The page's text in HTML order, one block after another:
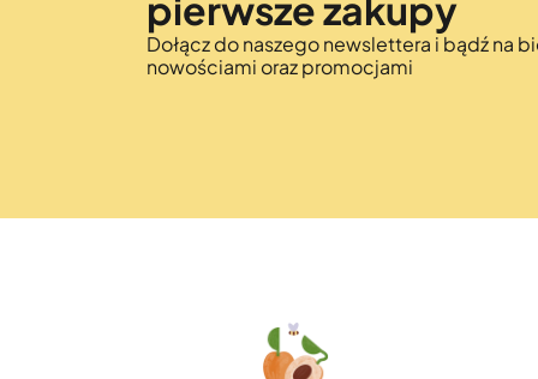
pierwsze zakupy
Dołącz do naszego newslettera i bądź na
nowościami oraz promocjami